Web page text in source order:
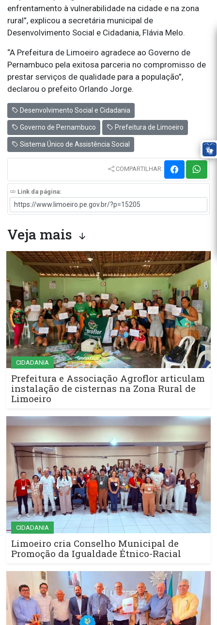
enfrentamento à vulnerabilidade na cidade e na zona
rural”, explicou a secretária municipal de
Desenvolvimento Social e Cidadania, Flávia Melo.
“A Prefeitura de Limoeiro agradece ao Governo de
Pernambuco pela exitosa parceria no compromisso de
prestar serviços de qualidade para a população”,
declarou o prefeito Orlando Jorge.
Desenvolvimento Social e Cidadania
Governo de Pernambuco Prefeitura de Limoeiro
Sistema Único de Assistência Social
COMPARTILHAR:
Link da página:
Veja mais
CIDADANIA
Prefeitura e Associação Agroflor articulam
instalação de cisternas na Zona Rural de
Limoeiro
CIDADANIA
Limoeiro cria Conselho Municipal de
Promoção da Igualdade Étnico-Racial